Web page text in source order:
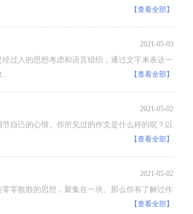
【查看全部】
2021-05-03
过人的思想考虑和语言组织，通过文字来表达一
【查看全部】
2021-05-02
自己的心情。你所见过的作文是什么样的呢？以
【查看全部】
2021-05-02
零散散的思想，聚集在一块。那么你有了解过作
【查看全部】